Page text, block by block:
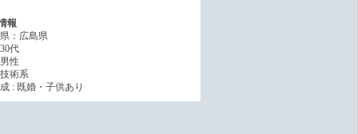
報
：広島県
代
性
術系
: 既婚・子供あり